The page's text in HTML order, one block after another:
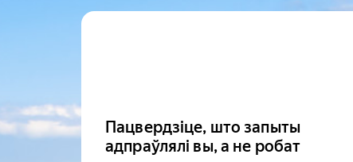
Пацвердзіце, што запыты
адпраўлялі вы, а не робат